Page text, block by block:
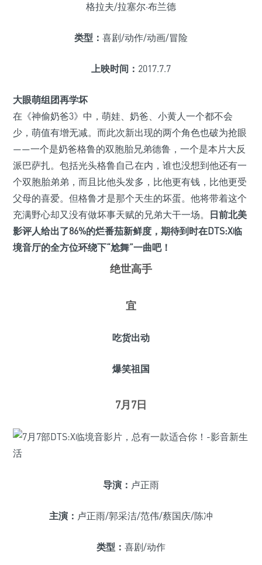
格拉夫/拉塞尔·布兰德
类型： 喜剧/动作/动画/冒险
上映时间： 2017.7.7
大眼萌组团再学坏
在《神偷奶爸3》中，萌娃、奶爸、小黄人一个都不会
少，萌值有增无减。而此次新出现的两个角色也破为抢眼
——一个是奶爸格鲁的双胞胎兄弟德鲁，一个是本片大反
派巴萨扎。包括光头格鲁自己在内，谁也没想到他还有一
个双胞胎弟弟，而且比他头发多，比他更有钱，比他更受
父母的喜爱。但格鲁才是那个天生的坏蛋。他将带着这个
充满野心却又没有做坏事天赋的兄弟大干一场。
日前北美
影评人给出了86%的烂番茄新鲜度，期待到时在DTS:X临
境音厅的全方位环绕下“尬舞”一曲吧！
绝世高手
宜
吃货出动
爆笑祖国
7月7日
导演： 卢正雨
主演： 卢正雨/郭采洁/范伟/蔡国庆/陈冲
类型： 喜剧/动作